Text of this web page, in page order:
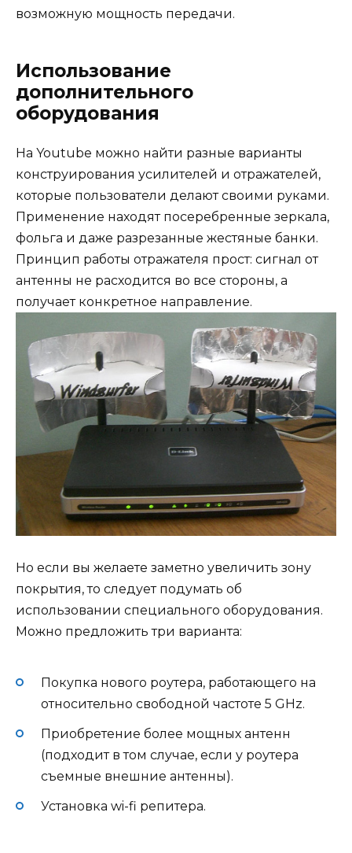
возможную мощность передачи.
Использование
дополнительного
оборудования
На Youtube можно найти разные варианты
конструирования усилителей и отражателей,
которые пользователи делают своими руками.
Применение находят посеребренные зеркала,
фольга и даже разрезанные жестяные банки.
Принцип работы отражателя прост: сигнал от
антенны не расходится во все стороны, а
получает конкретное направление.
Но если вы желаете заметно увеличить зону
покрытия, то следует подумать об
использовании специального оборудования.
Можно предложить три варианта:
Покупка нового роутера, работающего на
относительно свободной частоте 5 GHz.
Приобретение более мощных антенн
(подходит в том случае, если у роутера
съемные внешние антенны).
Установка wi-fi репитера.